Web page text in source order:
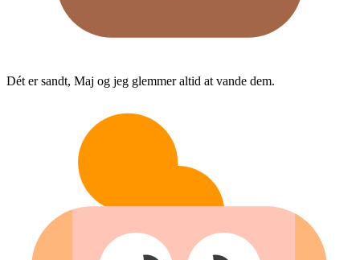
Dét er sandt, Maj og jeg glemmer altid at vande dem.